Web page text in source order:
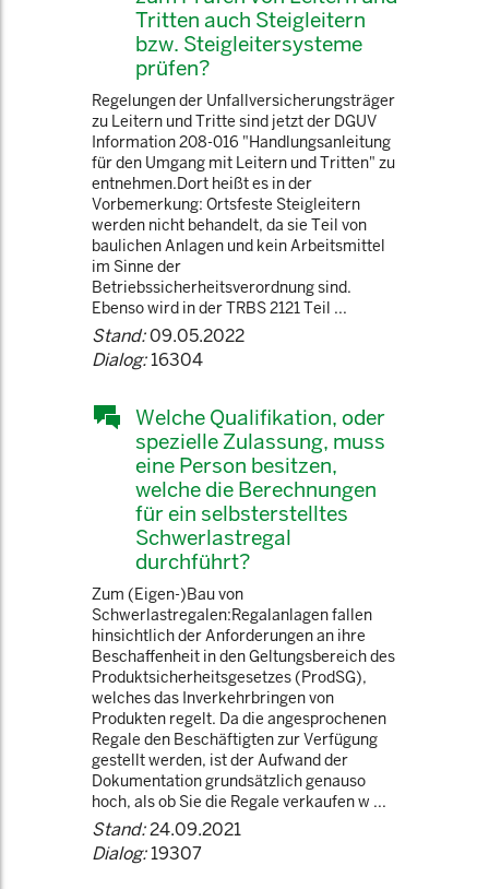
Tritten auch Steigleitern
bzw. Steigleitersysteme
prüfen?
Regelungen der Unfallversicherungsträger
zu Leitern und Tritte sind jetzt der DGUV
Information 208-016 "Handlungsanleitung
für den Umgang mit Leitern und Tritten" zu
entnehmen.Dort heißt es in der
Vorbemerkung: Ortsfeste Steigleitern
werden nicht behandelt, da sie Teil von
baulichen Anlagen und kein Arbeitsmittel
im Sinne der
Betriebssicherheitsverordnung sind.
Ebenso wird in der TRBS 2121 Teil ...
Stand:09.05.2022
Dialog:16304
Welche Qualifikation, oder
spezielle Zulassung, muss
eine Person besitzen,
welche die Berechnungen
für ein selbsterstelltes
Schwerlastregal
durchführt?
Zum (Eigen-)Bau von
Schwerlastregalen:Regalanlagen fallen
hinsichtlich der Anforderungen an ihre
Beschaffenheit in den Geltungsbereich des
Produktsicherheitsgesetzes (ProdSG),
welches das Inverkehrbringen von
Produkten regelt. Da die angesprochenen
Regale den Beschäftigten zur Verfügung
gestellt werden, ist der Aufwand der
Dokumentation grundsätzlich genauso
hoch, als ob Sie die Regale verkaufen w ...
Stand:24.09.2021
Dialog:19307